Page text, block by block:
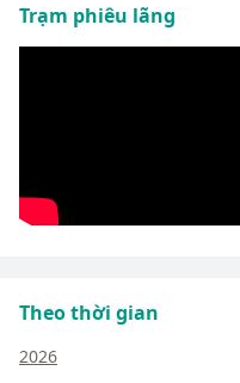
Trạm phiêu lãng
Theo thời gian
2026